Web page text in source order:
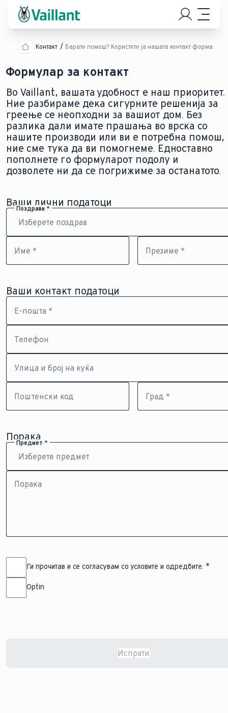
Контакт Барате помош? Користете ја нашата контакт форма
Формулар за контакт
Во Vaillant, вашата удобност е наш приоритет.
Ние разбираме дека сигурните решенија за
греење се неопходни за вашиот дом. Без
разлика дали имате прашања во врска со
нашите производи или ви е потребна помош,
ние сме тука да ви помогнеме. Едноставно
пополнете го формуларот подолу и
дозволете ни да се погрижиме за останатото.
Ваши лични податоци
Поздрави *
Име * Презиме *
Ваши контакт податоци
Е-пошта *
Телефон
Улица и број на куќа
Поштенски код Град *
Порака
Предмет *
Порака
Ги прочитав и се согласувам со условите и одредбите.
Optin
Changes saved successfully.Испрати